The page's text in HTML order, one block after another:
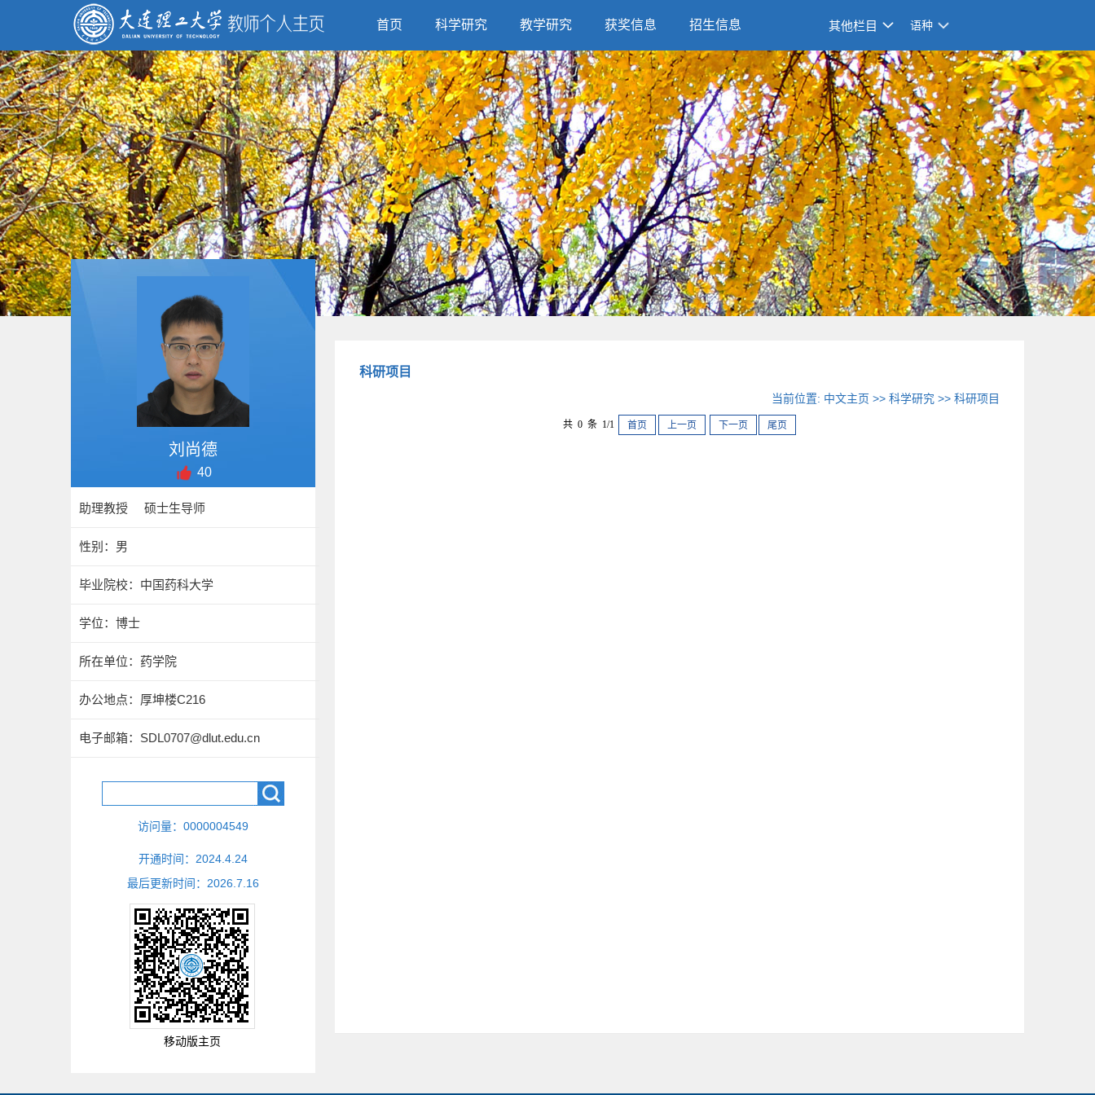
首页 科学研究 教学研究 获奖信息 招生信息 其他栏目 语种
刘尚德
40
助理教授 硕士生导师
性别：男
毕业院校：中国药科大学
学位：博士
所在单位：药学院
办公地点：厚坤楼C216
电子邮箱： SDL0707@dlut.edu.cn
访问量： 0000004549
开通时间： 2024 4 24
最后更新时间： 2026 7 16
移动版主页
科研项目
当前位置: 中文主页 >>科学研究 >>科研项目
共 0 条 1/1 首页 上一页 下一页 尾页